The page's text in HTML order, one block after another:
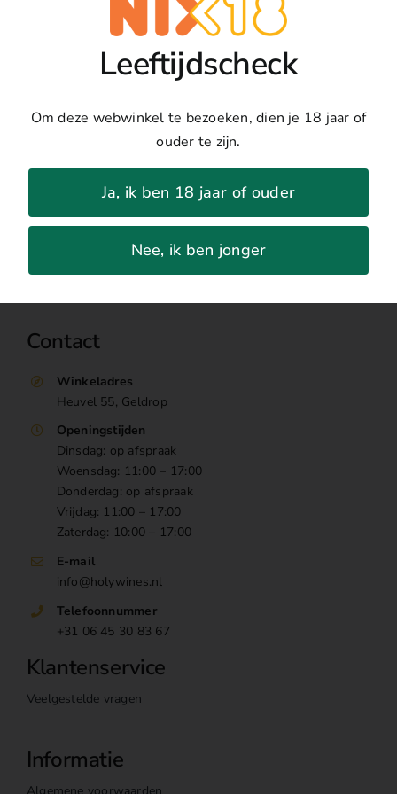
Small
Batch
aantal
Verenigd Koninkrijk
Londen
Druivenras:
Jeneverbessen, Koriander,
Kardemom, Hop
Percentage:
37,5%
Contact
Winkeladres
Heuvel 55, Geldrop
Openingstijden
Dinsdag: op afspraak
Woensdag: 11:00 – 17:00
Donderdag: op afspraak
Vrijdag: 11:00 – 17:00
Zaterdag: 10:00 – 17:00
E-mail
info@holywines.nl
Telefoonnummer
+31 06 45 30 83 67
Klantenservice
Veelgestelde vragen
Informatie
Leeftijdscheck
Om deze webwinkel te bezoeken, dien je 18 jaar of
ouder te zijn.
Ja, ik ben 18 jaar of ouder
Nee, ik ben jonger